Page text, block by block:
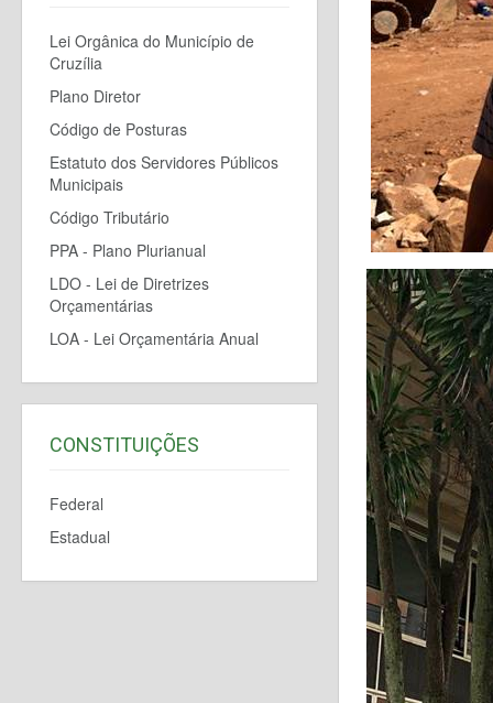
Lei Orgânica do Município de
Cruzília
Plano Diretor
Código de Posturas
Estatuto dos Servidores Públicos
Municipais
Código Tributário
PPA - Plano Plurianual
LDO - Lei de Diretrizes
Orçamentárias
LOA - Lei Orçamentária Anual
CONSTITUIÇÕES
Federal
Estadual